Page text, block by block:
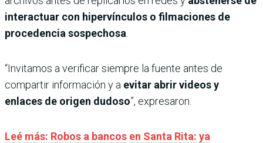
interactuar con hipervínculos o filmaciones de
procedencia sospechosa
“Invitamos a verificar siempre la fuente antes de
compartir información y a evitar abrir videos y
enlaces de origen dudoso”, expresaron.
Leé más: Robos a bancos en Santa Rita: ya